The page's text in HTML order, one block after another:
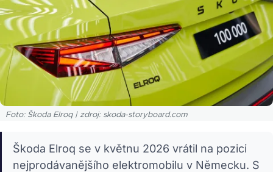
Foto: Škoda Elroq | zdroj: skoda-storyboard.com
Škoda Elroq se v květnu 2026 vrátil na pozici
nejprodávanějšího elektromobilu v Německu. S